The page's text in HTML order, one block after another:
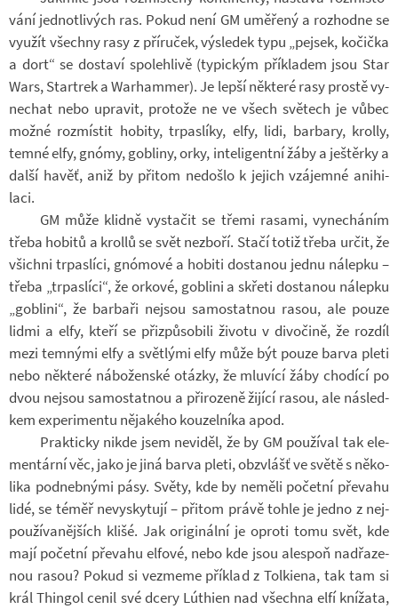
vání jed­not­li­vých ras. Pokud není GM umě­řený a roz­hodne se
vy­u­žít všechny rasy z pří­ru­ček, vý­sle­dek typu „pej­sek, ko­čička
a dort“ se do­staví spo­leh­livě (ty­pic­kým pří­kla­dem jsou Star
Wars, Star­trek a War­ha­m­mer). Je lepší ně­které rasy prostě vy­
ne­chat nebo upra­vit, pro­tože ne ve všech svě­tech je vůbec
možné roz­mís­tit ho­bity, tr­pas­líky, elfy, lidi, bar­bary, krolly,
temné elfy, gnómy, go­b­liny, orky, in­te­li­gentní žáby a ješ­těrky a
další havěť, aniž by při­tom ne­do­šlo k je­jich vzá­jemné ani­hi­
laci.
GM může klidně vy­sta­čit se třemi ra­sami, vy­ne­chá­ním
třeba ho­bitů a krollů se svět ne­zboří. Stačí totiž třeba určit, že
všichni tr­pas­líci, gnó­mové a ho­biti do­sta­nou jednu ná­lepku –
třeba „tr­pas­líci“, že or­kové, go­b­lini a skřeti do­sta­nou ná­lepku
„go­b­lini“, že bar­baři nejsou sa­mo­stat­nou rasou, ale pouze
lidmi a elfy, kteří se při­způ­so­bili ži­votu v di­vo­čině, že roz­díl
mezi tem­nými elfy a svět­lými elfy může být pouze barva pleti
nebo ně­které ná­bo­žen­ské otázky, že mlu­vící žáby cho­dící po
dvou nejsou sa­mo­stat­nou a při­ro­zeně ži­jící rasou, ale ná­sled­
kem ex­pe­ri­mentu ně­ja­kého kou­zel­níka apod.
Prak­ticky nikde jsem ne­vi­děl, že by GM po­u­ží­val tak ele­
men­tární věc, jako je jiná barva pleti, ob­zvlášť ve světě s ně­ko­
lika pod­neb­nými pásy. Světy, kde by ne­měli po­četní pře­vahu
lidé, se téměř ne­vy­sky­tují – při­tom právě tohle je jedno z nej­
po­u­ží­va­něj­ších klišé. Jak ori­gi­nální je oproti tomu svět, kde
mají po­četní pře­vahu el­fové, nebo kde jsou ale­spoň nad­řa­ze­
nou rasou? Pokud si vez­meme pří­klad z Tol­ki­ena, tak tam si
král Thin­gol cenil své dcery Lúthien nad všechna elfí kní­žata,